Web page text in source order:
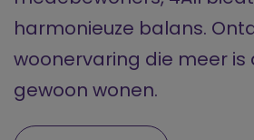
harmonieuze balans.
woonervaring die meer is
gewoon wonen.